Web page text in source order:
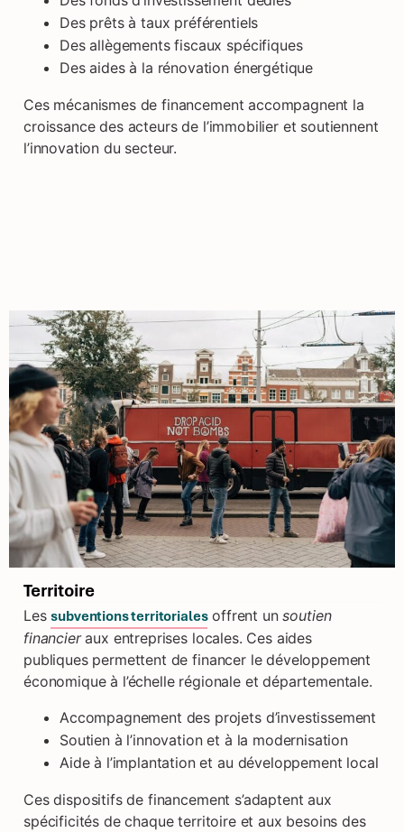
Des prêts à taux préférentiels
Des allègements fiscaux spécifiques
Des aides à la rénovation énergétique
Ces mécanismes de financement accompagnent la
croissance des acteurs de l’immobilier et soutiennent
l’innovation du secteur.
Territoire
Lessubventions territorialesoffrent unsoutien
financieraux entreprises locales. Ces aides
publiques permettent de financer le développement
économique à l’échelle régionale et départementale.
Accompagnement des projets d’investissement
Soutien à l’innovation et à la modernisation
Aide à l’implantation et au développement local
Ces dispositifs de financement s’adaptent aux
spécificités de chaque territoire et aux besoins des